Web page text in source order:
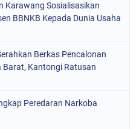
Karawang Sosialisasikan
BBNKB Kepada Dunia Usaha
Berkas Pencalonan
Barat, Kantongi Ratusan
Peredaran Narkoba